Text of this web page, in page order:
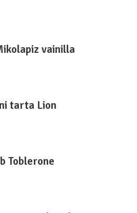
vainilla
tarta Lion
Toblerone